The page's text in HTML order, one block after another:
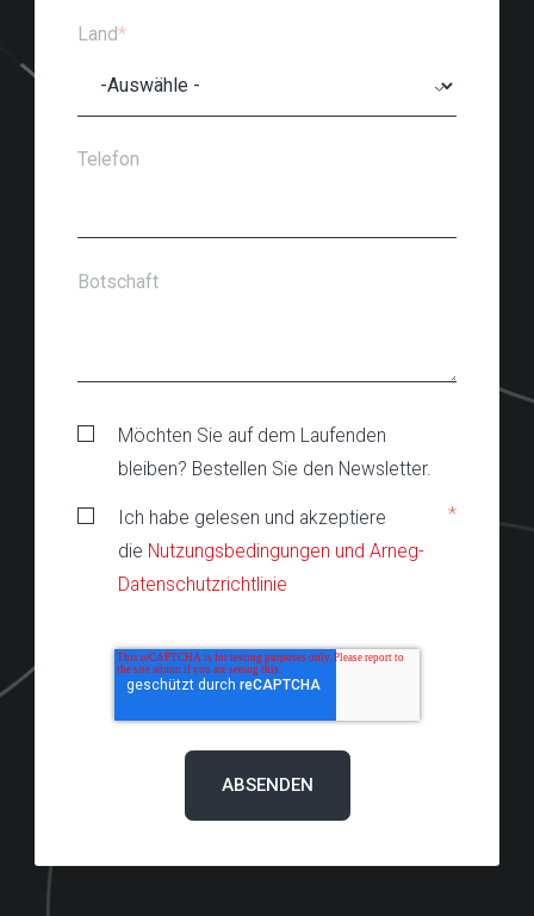
Land*
Telefon
Botschaft
Möchten Sie auf dem Laufenden
bleiben? Bestellen Sie den Newsletter.
Ich habe gelesen und akzeptiere
die Nutzungsbedingungen und Arneg-
Datenschutzrichtlinie
*